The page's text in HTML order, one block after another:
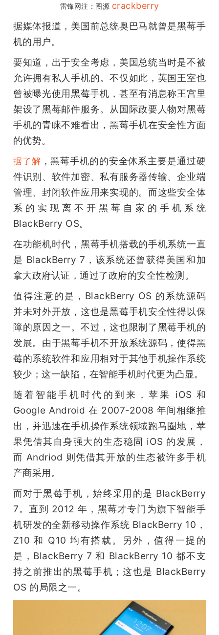
雷锋网注：图源 crackberry
据媒体报道，美国前总统奥巴马就曾是黑莓手
机的用户。
要知道，出于安全考虑，美国总统当时是不被
允许拥有私人手机的。不仅如此，英国王室也
曾被曝光使用黑莓手机，甚至有消息称王宫里
架设了黑莓邮件服务。从国际政要人物对黑莓
手机的青睐不难看出，黑莓手机在安全性方面
的优势。
据了解 ，黑莓手机的的安全体系主要是通过硬
件识别、软件加密、私有服务器传输、企业端
管理、封闭软件应用来实现的。而这些安全体
系的实现离不开黑莓自家的手机系统
BlackBerry OS。
在功能机时代，黑莓手机搭载的手机系统一直
是 BlackBerry 7，该系统还曾获得美国和加
拿大政府认证，通过了政府的安全性检测。
值得注意的是，BlackBerry OS 的系统源码
并未对外开放，这也是黑莓手机安全性得以保
障的原因之一。不过，这也限制了黑莓手机的
发展。由于黑莓手机不开放系统源码，使得黑
莓的系统软件和应用相对于其他手机操作系统
较少；这一缺陷，在智能手机时代更为凸显。
随着智能手机时代的到来，苹果 iOS 和
Google Android 在 2007-2008 年间相继推
出，并迅速在手机操作系统领域跑马圈地，苹
果凭借其自身强大的生态稳固 iOS 的发展，
而 Andriod 则凭借其开放的生态被许多手机
产商采用。
而对于黑莓手机，始终采用的是 BlackBerry
7。直到 2012 年，黑莓才专门为旗下智能手
机研发的全新移动操作系统 BlackBerry 10，
Z10 和 Q10 均有搭载。另外，值得一提的
是，BlackBerry 7 和 BlackBerry 10 都不支
持之前推出的黑莓手机；这也是 BlackBerry
OS 的局限之一。